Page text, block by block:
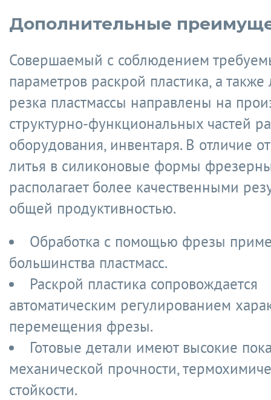
Дополнительные
Совершаемый с соблюдением
параметров раскрой пластика, а также
резка пластмассы направлены на
структурно-функциональных частей
оборудования, инвентаря. В отличие
литья в силиконовые формы
располагает более качественными
общей продуктивностью.
Обработка с помощью фрезы
большинства пластмасс.
Раскрой пластика сопровождается
автоматическим регулированием
перемещения фрезы.
Готовые детали имеют высокие
механической прочности,
стойкости.